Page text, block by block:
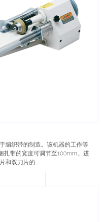
编织带的制造。该机器的工作等
扎带的宽度可调节至100mm。进
和双刀片的...